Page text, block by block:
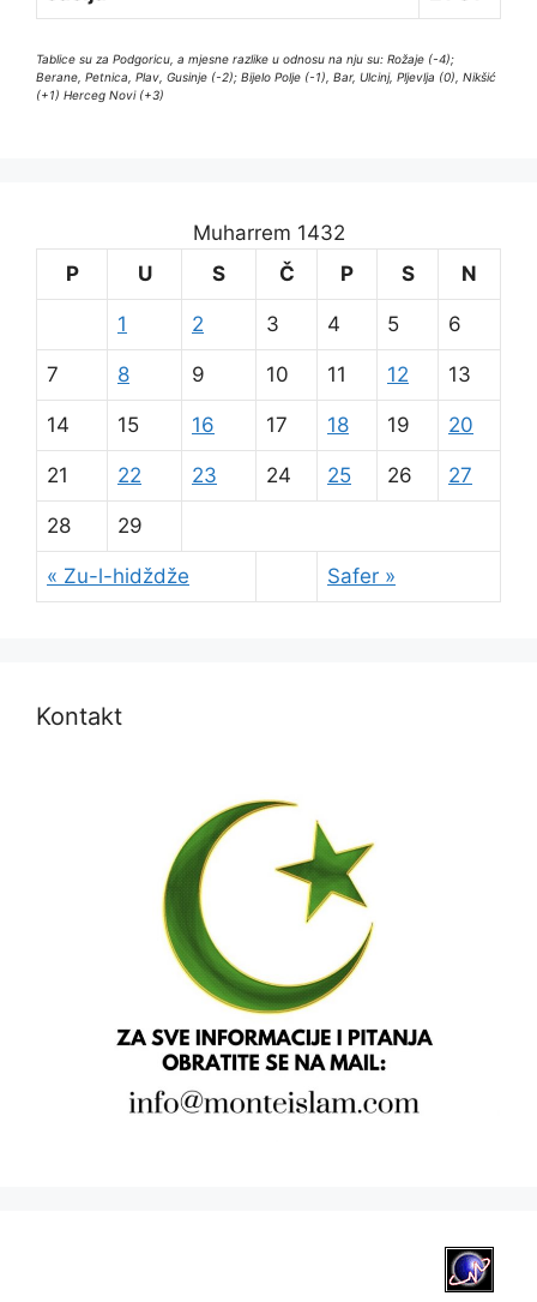
Tablice su za Podgoricu, a mjesne razlike u odnosu na nju su: Rožaje (-4);
Berane, Petnica, Plav, Gusinje (-2); Bijelo Polje (-1), Bar, Ulcinj, Pljevlja (0), Nikšić
(+1) Herceg Novi (+3)
Muharrem 1432
P
U S Č P S N
« Zu-l-hidždže Safer »
1 2 3 4 5 6
7 8 9 10 11 12 13
14 15 16 17 18 19 20
21 22 23 24 25 26 27
28 29
Kontakt